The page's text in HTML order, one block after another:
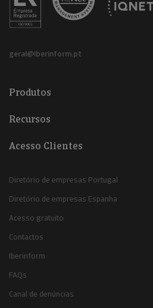
geral@iberinform.pt
Produtos
Recursos
Acesso Clientes
Diretório de empresas Portugal
Diretório de empresas Espanha
Acesso gratuito
Contactos
Iberinform
FAQs
Canal de denúncias